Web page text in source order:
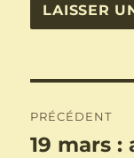
de
PRÉCÉDENT
Publication
19 mars